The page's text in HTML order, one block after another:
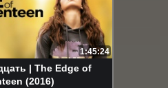
1:45:24
| The Edge of
(2016)